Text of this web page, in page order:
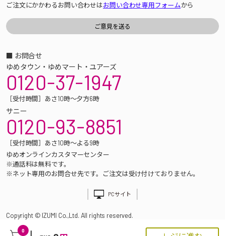
0
ご注文にかかわるお問い合わせはお問い合わせ専用フォームから
■ お問合せ
ゆめタウン・ゆめマート・ユアーズ
0120-37-1947
［受付時間］あさ10時～夕方6時
サニー
0120-93-8851
［受付時間］あさ10時～よる9時
ゆめオンラインカスタマーセンター
※通話料は無料です。
※ネット専用のお問合せ先です。ご注文は受け付けておりません。
PCサイト
Copyright © IZUMI Co.,Ltd. All rights reserved.